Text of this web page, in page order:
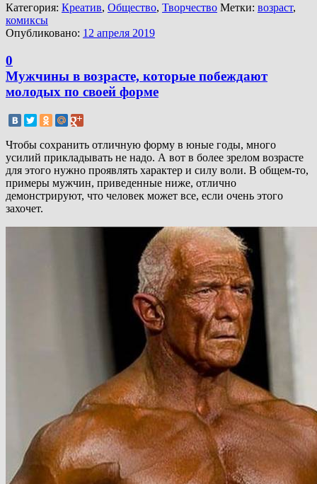
Категория: Креатив, Общество, Творчество Метки: возраст,
комиксы
Опубликовано: 12 апреля 2019
0
Мужчины в возрасте, которые побеждают
молодых по своей форме
Чтобы сохранить отличную форму в юные годы, много
усилий прикладывать не надо. А вот в более зрелом возрасте
для этого нужно проявлять характер и силу воли. В общем-то,
примеры мужчин, приведенные ниже, отлично
демонстрируют, что человек может все, если очень этого
захочет.